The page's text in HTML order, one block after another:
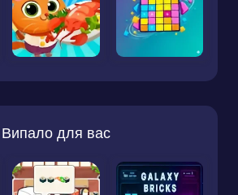
Випало для вас